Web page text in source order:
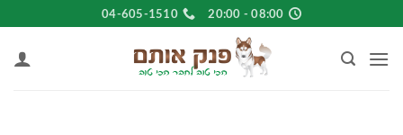
to
content
08:00 - 20:00
04-605-1510